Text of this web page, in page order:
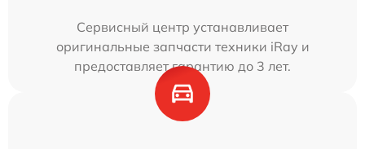
Сервисный центр устанавливает
оригинальные запчасти техники iRay и
предоставляет гарантию до 3 лет.